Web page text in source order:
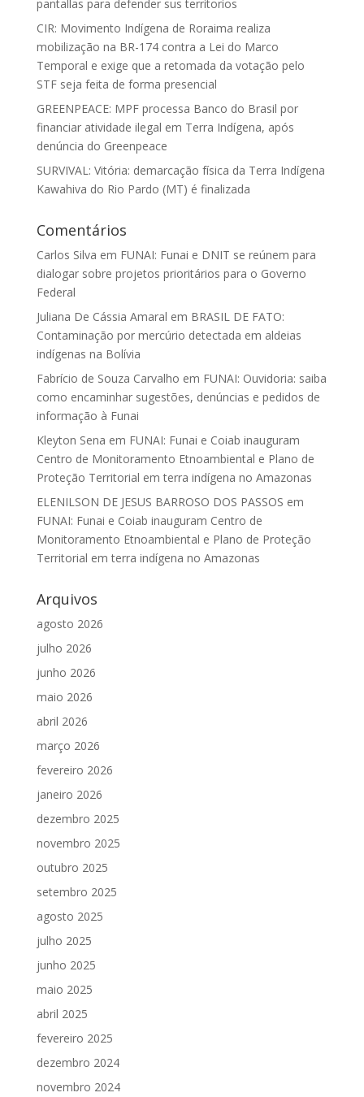
pantallas para defender sus territorios
CIR: Movimento Indígena de Roraima realiza
mobilização na BR-174 contra a Lei do Marco
Temporal e exige que a retomada da votação pelo
STF seja feita de forma presencial
GREENPEACE: MPF processa Banco do Brasil por
financiar atividade ilegal em Terra Indígena, após
denúncia do Greenpeace
SURVIVAL: Vitória: demarcação física da Terra Indígena
Kawahiva do Rio Pardo (MT) é finalizada
Comentários
Carlos Silva em FUNAI: Funai e DNIT se reúnem para
dialogar sobre projetos prioritários para o Governo
Federal
Juliana De Cássia Amaral em BRASIL DE FATO:
Contaminação por mercúrio detectada em aldeias
indígenas na Bolívia
Fabrício de Souza Carvalho em FUNAI: Ouvidoria: saiba
como encaminhar sugestões, denúncias e pedidos de
informação à Funai
Kleyton Sena em FUNAI: Funai e Coiab inauguram
Centro de Monitoramento Etnoambiental e Plano de
Proteção Territorial em terra indígena no Amazonas
ELENILSON DE JESUS BARROSO DOS PASSOS em
FUNAI: Funai e Coiab inauguram Centro de
Monitoramento Etnoambiental e Plano de Proteção
Territorial em terra indígena no Amazonas
Arquivos
agosto 2026
julho 2026
junho 2026
maio 2026
abril 2026
março 2026
fevereiro 2026
janeiro 2026
dezembro 2025
novembro 2025
outubro 2025
setembro 2025
agosto 2025
julho 2025
junho 2025
maio 2025
abril 2025
fevereiro 2025
dezembro 2024
novembro 2024